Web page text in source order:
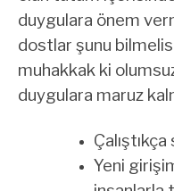
duygulara önem
dostlar şunu
muhakkak ki
duygulara maruz
Yeni